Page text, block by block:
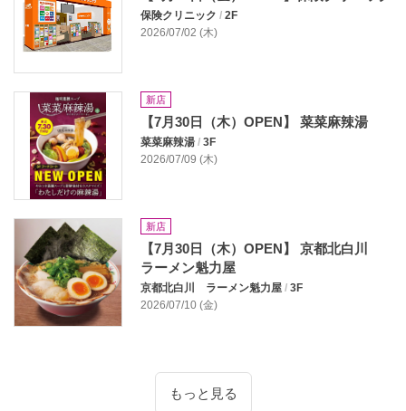
保険クリニック / 2F
2026/07/02 (木)
新店
【7月30日（木）OPEN】 菜菜麻辣湯
菜菜麻辣湯 / 3F
2026/07/09 (木)
新店
【7月30日（木）OPEN】 京都北白川
ラーメン魁力屋
京都北白川 ラーメン魁力屋 / 3F
2026/07/10 (金)
もっと見る